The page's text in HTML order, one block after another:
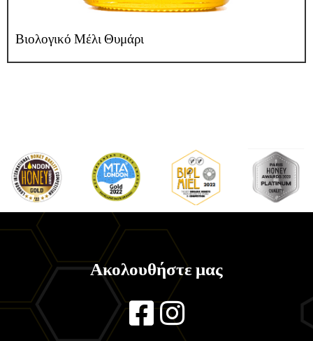
Βιολογικό Μέλι Θυμάρι
Ακολουθήστε μας